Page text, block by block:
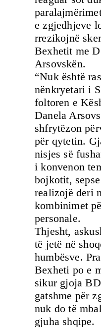
e zgjedhjeve
rrezikojnë
Bexhetit me
Arsovskën.
“Nuk është
nënkryetari i
foltoren e
Danela
shfrytëzon
për qytetin.
nisjes së
i konvenon
bojkotit,
realizojë deri
kombinimet
personale.
Thjesht,
të jetë në
humbësve.
Bexheti po e
sikur gjoja
gatshme për
nuk do të
gjuha shqipe.